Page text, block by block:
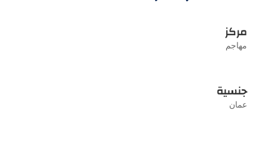
مركز
مهاجم
جنسية
عمان